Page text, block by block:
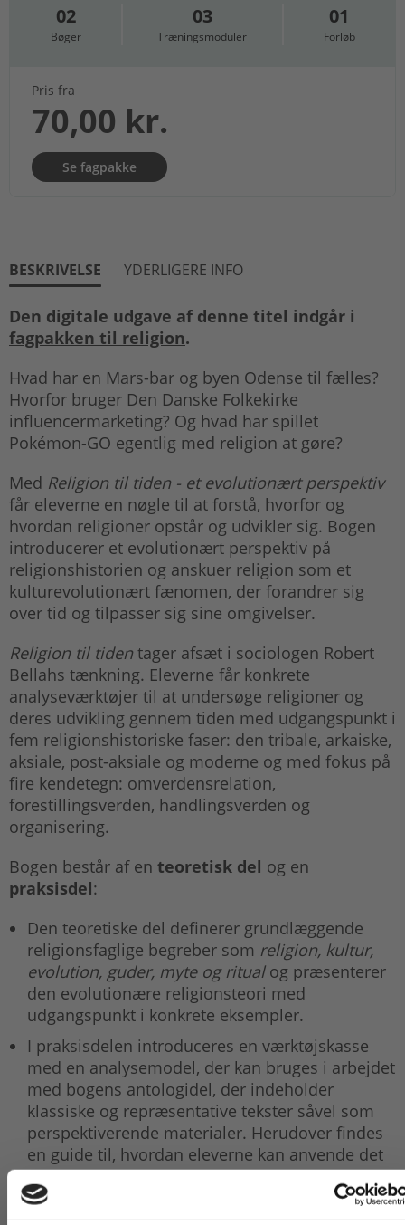
02
Bøger
03
Træningsmoduler
01
Forløb
Pris fra
70,00 kr.
Se fagpakke
BESKRIVELSE YDERLIGERE INFO
Den digitale udgave af denne titel indgår i
fagpakken til religion.
Hvad har en Mars-bar og byen Odense til fælles?
Hvorfor bruger Den Danske Folkekirke
influencermarketing? Og hvad har spillet
Pokémon-GO egentlig med religion at gøre?
Med Religion til tiden - et evolutionært perspektiv
får eleverne en nøgle til at forstå, hvorfor og
hvordan religioner opstår og udvikler sig. Bogen
introducerer et evolutionært perspektiv på
religionshistorien og anskuer religion som et
kulturevolutionært fænomen, der forandrer sig
over tid og tilpasser sig sine omgivelser.
Religion til tiden tager afsæt i sociologen Robert
Bellahs tænkning. Eleverne får konkrete
analyseværktøjer til at undersøge religioner og
deres udvikling gennem tiden med udgangspunkt i
fem religionshistoriske faser: den tribale, arkaiske,
aksiale, post-aksiale og moderne og med fokus på
fire kendetegn: omverdensrelation,
forestillingsverden, handlingsverden og
organisering.
Bogen består af en teoretisk del og en
praksisdel:
Den teoretiske del definerer grundlæggende
religionsfaglige begreber som religion, kultur,
evolution, guder, myte og ritualog præsenterer
den evolutionære religionsteori med
udgangspunkt i konkrete eksempler.
I praksisdelen introduceres en værktøjskasse
med en analysemodel, der kan bruges i arbejdet
med bogens antologidel, der indeholder
klassiske og repræsentative tekster såvel som
perspektiverende materialer. Herudover findes
en guide til, hvordan eleverne kan anvende det
evolutionære perspektiv i større skriftlige
opgaver med afsæt i konkrete cases.